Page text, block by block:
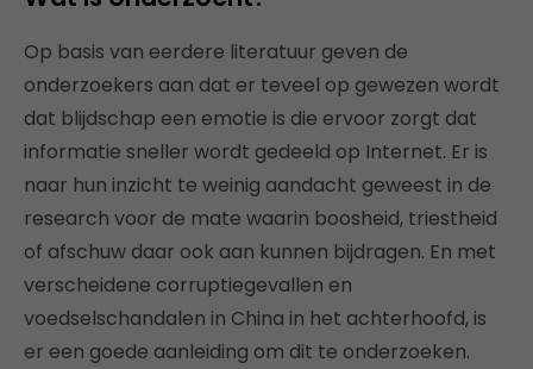
Op basis van eerdere literatuur geven de
onderzoekers aan dat er teveel op gewezen wordt
dat blijdschap een emotie is die ervoor zorgt dat
informatie sneller wordt gedeeld op Internet. Er is
naar hun inzicht te weinig aandacht geweest in de
research voor de mate waarin boosheid, triestheid
of afschuw daar ook aan kunnen bijdragen. En met
verscheidene corruptiegevallen en
voedselschandalen in China in het achterhoofd, is
er een goede aanleiding om dit te onderzoeken.